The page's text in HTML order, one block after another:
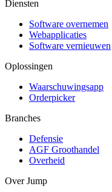
Diensten
Software overnemen
Webapplicaties
Software vernieuwen
Oplossingen
Waarschuwingsapp
Orderpicker
Branches
Defensie
AGF Groothandel
Overheid
Over Jump